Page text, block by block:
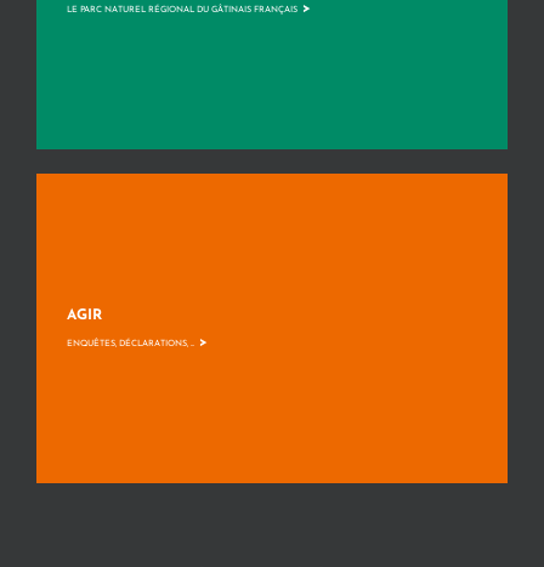
LE PARC NATUREL RÉGIONAL DU GÂTINAIS FRANÇAIS >
AGIR
ENQUÊTES, DÉCLARATIONS, ... >